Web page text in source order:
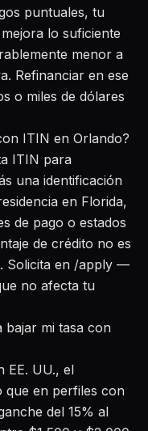
puntuales, tu
lo suficiente
menor a
Refinanciar en ese
o miles de dólares
ITIN en Orlando?
ITIN para
una identificación
en Florida,
de pago o estados
de crédito no es
Solicita en /apply —
no afecta tu
bajar mi tasa con
EE. UU., el
que en perfiles con
del 15% al